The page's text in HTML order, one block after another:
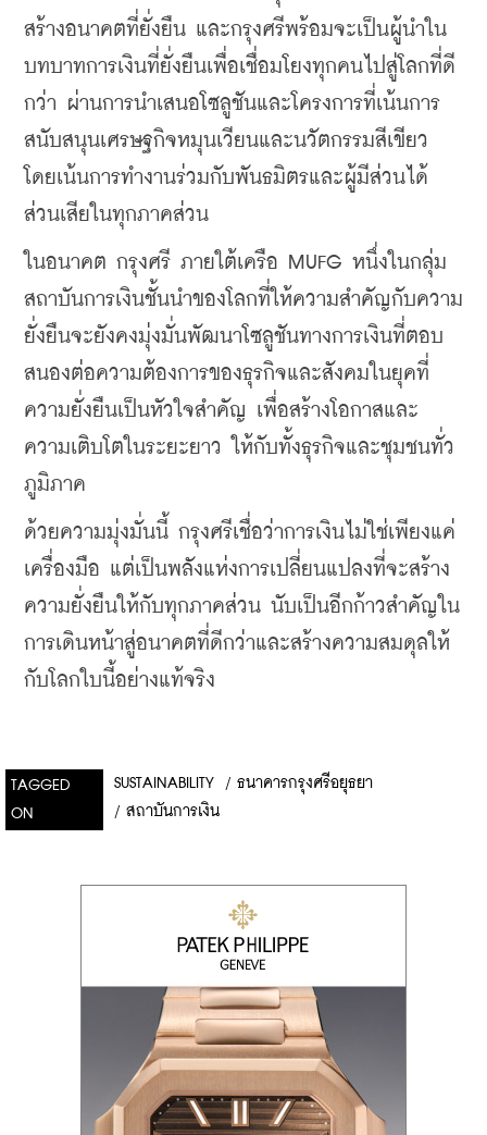
สร้างอนาคตที่ยั่งยืน และกรุงศรีพร้อมจะเป็นผู้นำใน
บทบาทการเงินที่ยั่งยืนเพื่อเชื่อมโยงทุกคนไปสู่โลกที่ดี
กว่า ผ่านการนำเสนอโซลูชันและโครงการที่เน้นการ
สนับสนุนเศรษฐกิจหมุนเวียนและนวัตกรรมสีเขียว
โดยเน้นการทำงานร่วมกับพันธมิตรและผู้มีส่วนได้
ส่วนเสียในทุกภาคส่วน
ในอนาคต กรุงศรี ภายใต้เครือ MUFG หนึ่งในกลุ่ม
สถาบันการเงินชั้นนำของโลกที่ให้ความสำคัญกับความ
ยั่งยืนจะยังคงมุ่งมั่นพัฒนาโซลูชันทางการเงินที่ตอบ
สนองต่อความต้องการของธุรกิจและสังคมในยุคที่
ความยั่งยืนเป็นหัวใจสำคัญ เพื่อสร้างโอกาสและ
ความเติบโตในระยะยาว ให้กับทั้งธุรกิจและชุมชนทั่ว
ภูมิภาค
ด้วยความมุ่งมั่นนี้ กรุงศรีเชื่อว่าการเงินไม่ใช่เพียงแค่
เครื่องมือ แต่เป็นพลังแห่งการเปลี่ยนแปลงที่จะสร้าง
ความยั่งยืนให้กับทุกภาคส่วน นับเป็นอีกก้าวสำคัญใน
การเดินหน้าสู่อนาคตที่ดีกว่าและสร้างความสมดุลให้
กับโลกใบนี้อย่างแท้จริง
TAGGED
ON
SUSTAINABILITY​​ / ธนาคารกรุงศรีอยุธยา
/ สถาบันการเงิน